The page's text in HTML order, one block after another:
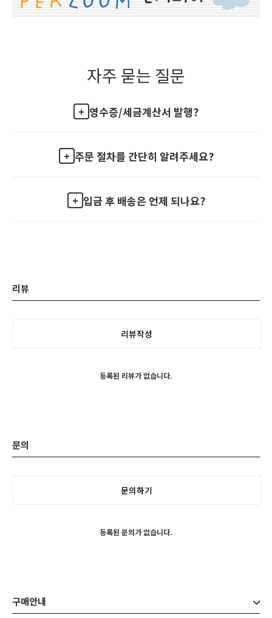
자주 묻는 질문
영수증/세금계산서 발행?
주문 절차를 간단히 알려주세요?
입금 후 배송은 언제 되나요?
리뷰
리뷰작성
등록된 리뷰가 없습니다.
문의
문의하기
등록된 문의가 없습니다.
구매안내